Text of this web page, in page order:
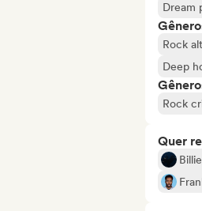
Dream
Rock
Deep
Rock
Quer